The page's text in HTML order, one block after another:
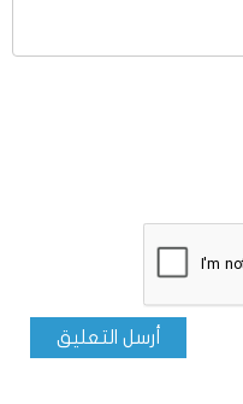
أرسل التعليق